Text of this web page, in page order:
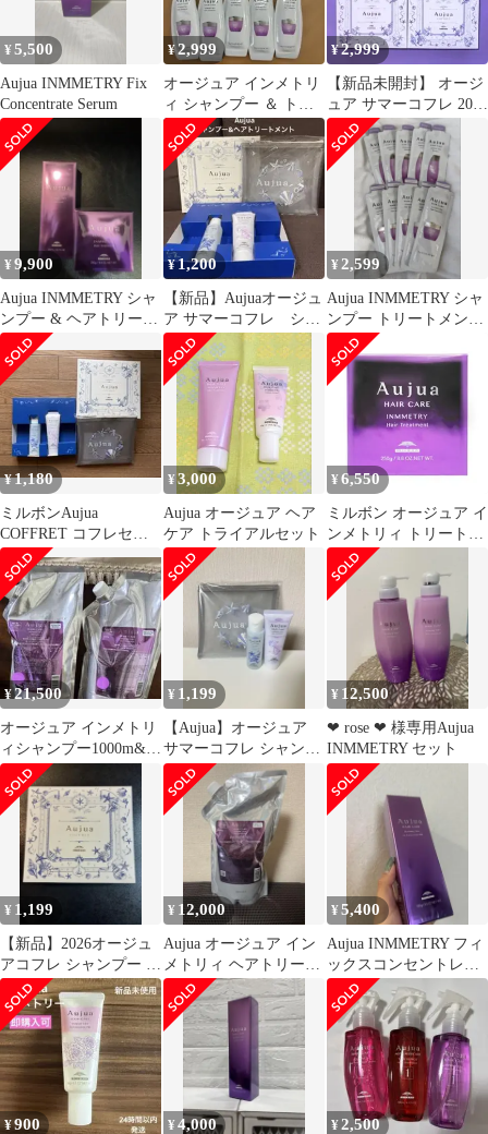
¥5,500
Aujua INMMETRY Fix
Concentrate Serum
¥2,999
オージュア インメトリ
ィ シャンプー ＆ トリ
ートメント サンプル 各
5包
¥2,999
【新品未開封】 オージ
ュア サマーコフレ 2026
3個セット まとめ売り
¥9,900
Aujua INMMETRY シャ
ンプー & ヘアトリート
メント セット
¥1,200
【新品】Aujuaオージュ
ア サマーコフレ シャ
ンプーヘアトリートメ
ント非売品
¥ 2,599
Aujua INMMETRY シャ
ンプー トリートメント
トラベルセット
¥1,180
ミルボンAujua
COFFRET コフレセッ
ト 2026サマー
¥3,000
Aujua オージュア ヘア
ケア トライアルセット
¥ 6,550
ミルボン オージュア イ
ンメトリィ トリートメ
ント 250g 美容室専売
サロン専売 ヘアトリー
トメント 保湿 IY Aujua
¥21,500
オージュア インメトリ
ィシャンプー1000m&ト
リートメント1000g新品
未使用
¥ 1,199
【Aujua】オージュア
サマーコフレ シャンプ
ー トリートメント
¥ 12,500
❤︎ rose ❤︎ 様専用Aujua
INMMETRY セット
¥ 1,199
【新品】2026オージュ
アコフレ シャンプー ト
リートメント ポーチセ
ット
¥ 12,000
Aujua オージュア イン
メトリィ ヘアトリート
メント 1000g 詰替
¥5,400
Aujua INMMETRY フィ
ックスコンセントレー
トミルク 100g
¥900 ¥4,000 ¥2,500